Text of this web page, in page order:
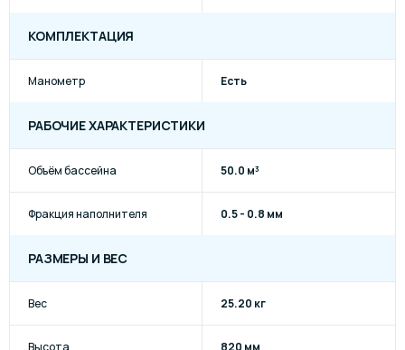
КОМПЛЕКТАЦИЯ
Манометр Есть
РАБОЧИЕ ХАРАКТЕРИСТИКИ
Объём бассейна 50.0 м³
Фракция наполнителя 0.5 - 0.8 мм
РАЗМЕРЫ И ВЕС
Вес 25.20 кг
Высота 820 мм